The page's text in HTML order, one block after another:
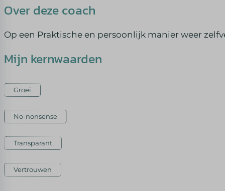
Over deze coach
Op een Praktische en persoonlijk manier weer
Mijn kernwaarden
Groei
No-nonsense
Transparant
Vertrouwen